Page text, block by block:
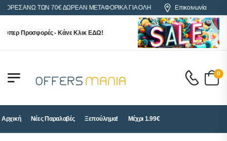
ΑΝΩ ΤΩΝ 70€ ΔΩΡΕΑΝ ΜΕΤΑΦΟΡΙΚΑ ΓΙΑ ΟΛΗ ΤΗΝ ΕΛΛΑΔΑΕπικοινωνία
Προσφορές - Κάνε Κλικ ΕΔΩ!
0
Αρχική Νέες Παραλαβές Ξεπούλημα! Μέχρι 1.99€